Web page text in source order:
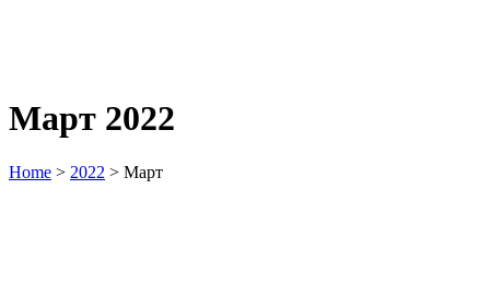
Март 2022
Home > 2022 > Март